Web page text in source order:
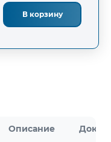
В корзину
Описание